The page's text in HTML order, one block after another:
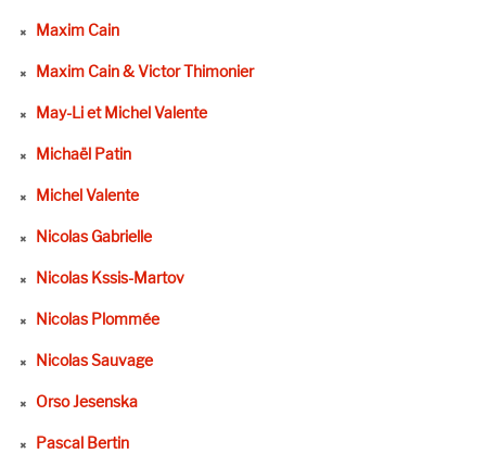
Maxim Cain
Maxim Cain & Victor Thimonier
May-Li et Michel Valente
Michaël Patin
Michel Valente
Nicolas Gabrielle
Nicolas Kssis-Martov
Nicolas Plommée
Nicolas Sauvage
Orso Jesenska
Pascal Bertin